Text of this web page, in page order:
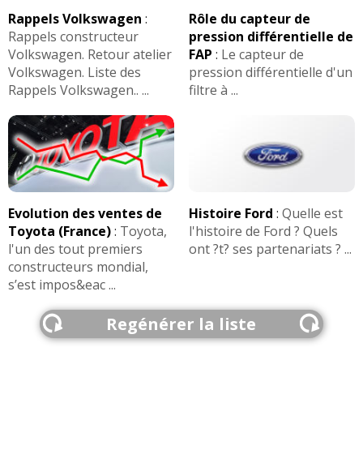
Rappels Volkswagen :
Rappels constructeur
Volkswagen. Retour atelier
Volkswagen. Liste des
Rappels Volkswagen.. ...
Rôle du capteur de
pression différentielle de
FAP : Le capteur de
pression différentielle d'un
filtre à ...
Evolution des ventes de
Toyota (France): Toyota,
l'un des tout premiers
constructeurs mondial,
s’est impos&eac ...
Histoire Ford : Quelle est
l'histoire de Ford ? Quels
ont ?t? ses partenariats ? ...
Regénérer la liste